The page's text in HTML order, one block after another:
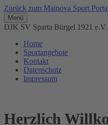
Zurück zum Mainova Sport
Menü
DJK SV Sparta Bürgel 1921 e.V.
Home
Sportangebote
Kontakt
Datenschutz
Impressum
Herzlich